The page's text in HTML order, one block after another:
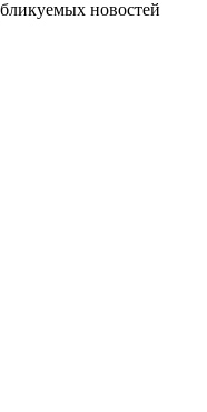
новостей